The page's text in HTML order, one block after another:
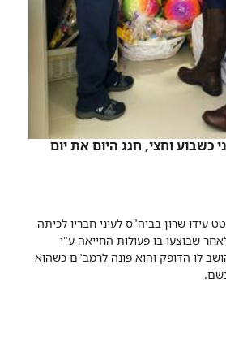
כשבוע וחצי, חגג היום את יום
עידו שרון בביה"ס לעיני חבריו לכיתה
שבוצעו בו פעולות החייאה ע"י
לו הדופק והוא פונה לרמב"ם כשהוא